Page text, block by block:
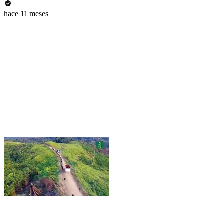
hace 11 meses